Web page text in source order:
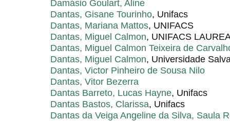
Damásio Goulart, Aline
Dantas, Gisane Tourinho, Unifacs
Dantas, Mariana Mattos, UNIFACS
Dantas, Miguel Calmon, UNIFACS
Dantas, Miguel Calmon Teixeira de
Dantas, Miguel Calmon, Universidade
Dantas, Victor Pinheiro de Sousa Nilo
Dantas, Vitor Bezerra
Dantas Barreto, Lucas Hayne, Unifacs
Dantas Bastos, Clarissa, Unifacs
Dantas da Veiga Angeline da Silva, Saula